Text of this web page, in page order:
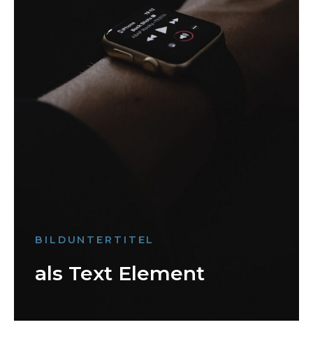
BILDUNTERTITEL
als Text Element